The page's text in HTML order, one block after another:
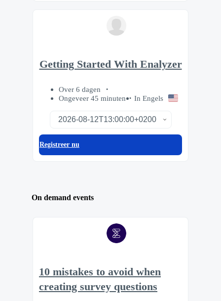
Getting Started With Enalyzer
Over 6 dagen
Ongeveer 45 minuten
In Engels
Registreer nu
On demand events
10 mistakes to avoid when
creating survey questions